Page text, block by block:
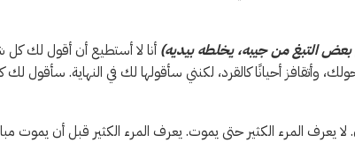
التبغ من جيبه، يخلطه بيديه) أنا لا أستطيع أن أقول لك كل
وأتقافز أحيانًا كالقرد، لكنني سأقولها لك في النهاية. سأقول
الكثير حتى يموت. يعرف المرء الكثير قبل أن يموت